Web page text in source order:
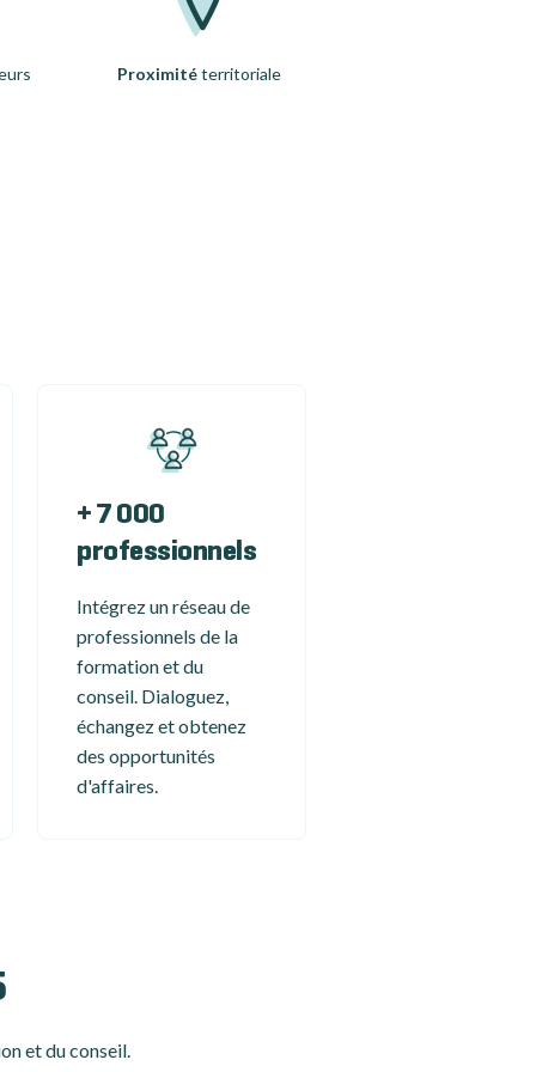
Proximitéterritoriale
+ 7 000
professionnels
Intégrez un réseau de
professionnels de la
formation et du
conseil. Dialoguez,
échangez et obtenez
des opportunités
d'affaires.
et du conseil.